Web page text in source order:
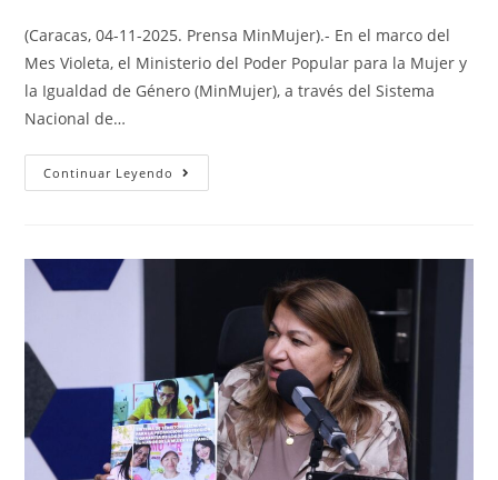
(Caracas, 04-11-2025. Prensa MinMujer).- En el marco del
Mes Violeta, el Ministerio del Poder Popular para la Mujer y
la Igualdad de Género (MinMujer), a través del Sistema
Nacional de…
Continuar Leyendo